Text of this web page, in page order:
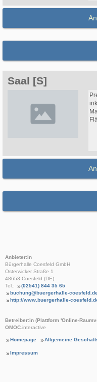
Saal [S]
Anbieter:in
Bürgerhalle Coesfeld GmbH
Osterwicker Straße 1
48653 Coesfeld (DE)
Tel.:
(02541) 844 35 65
buchung@buergerhalle-
http://www.buergerhalle-
Betreiber:in (Plattform 'Online-
OMOC.interactive
Homepage Allgemeine
Impressum